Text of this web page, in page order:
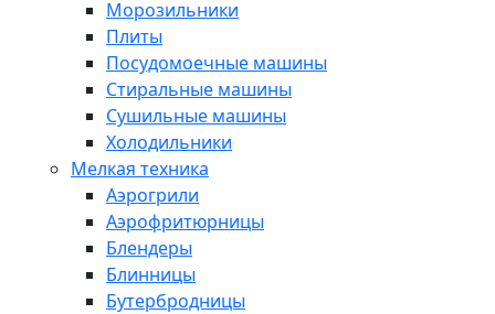
Морозильники
Плиты
Посудомоечные машины
Стиральные машины
Сушильные машины
Холодильники
Мелкая техника
Аэрогрили
Аэрофритюрницы
Блендеры
Блинницы
Бутербродницы